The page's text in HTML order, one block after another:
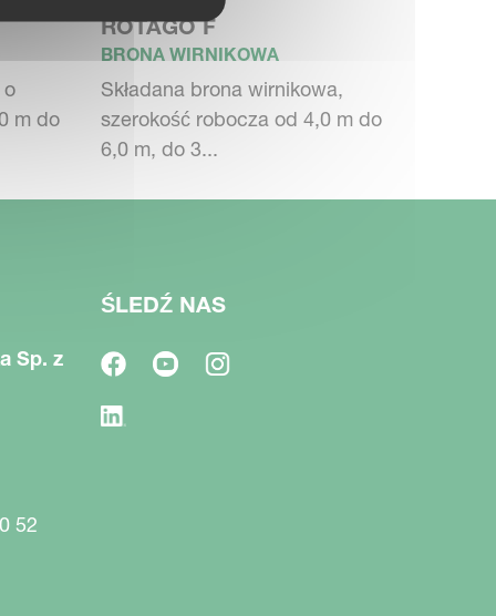
m do
ROTAGO F
BRONA WIRNIKOWA
Składana brona wirnikowa,
szerokość robocza od 4,0 m do
6,0 m, do 3...
Sp. z
52
ŚLEDŹ NAS